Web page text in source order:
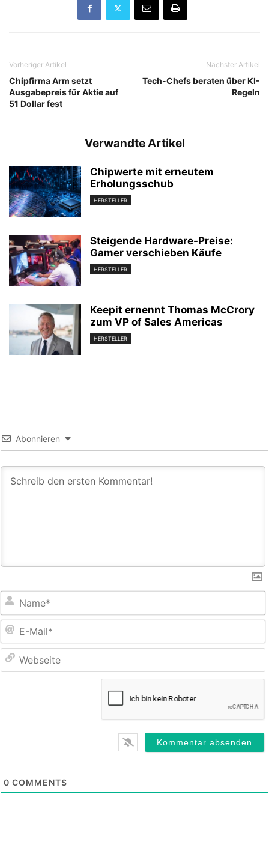
Vorheriger Artikel
Chipfirma Arm setzt
Ausgabepreis für Aktie auf
51 Dollar fest
Nächster Artikel
Tech-Chefs beraten über KI-
Regeln
Verwandte Artikel
Chipwerte mit erneutem
Erholungsschub
HERSTELLER
Steigende Hardware-Preise:
Gamer verschieben Käufe
HERSTELLER
Keepit ernennt Thomas McCrory
zum VP of Sales Americas
HERSTELLER
Abonnieren
0 COMMENTS